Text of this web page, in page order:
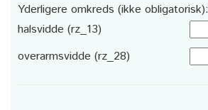
Yderligere omkreds (ikke obligatorisk):
halsvidde (rz_13)
overarmsvidde (rz_28)